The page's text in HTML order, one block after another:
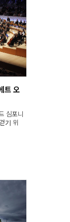
트 오
심포니
기 위